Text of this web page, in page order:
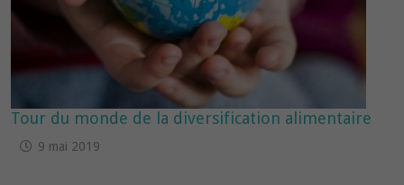
Tour du monde de la diversification alimentaire
9 mai 2019